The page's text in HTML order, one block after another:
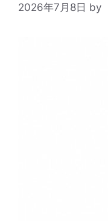
2026年7月8日 by